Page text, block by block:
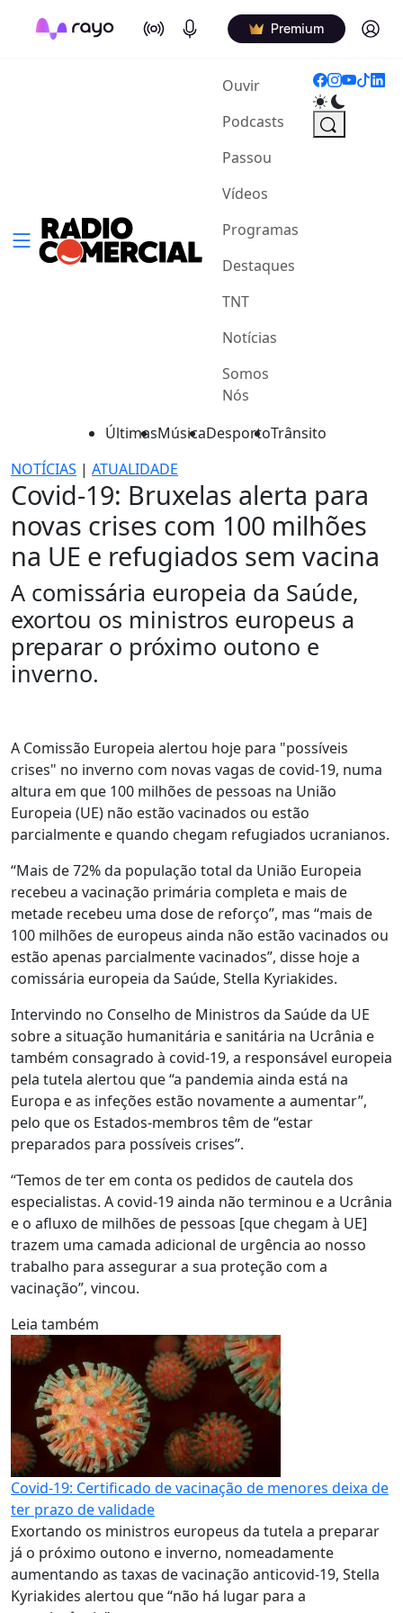
On Air Podcasts Premium Log in
Ouvir(current)
Podcasts
Passou
Vídeos
Programas
Destaques
TNT
Notícias
Somos
Nós
ÚltimasMúsicaDesportoTrânsito
NOTÍCIAS | ATUALIDADE
Covid-19: Bruxelas alerta para
novas crises com 100 milhões
na UE e refugiados sem vacina
A comissária europeia da Saúde,
exortou os ministros europeus a
preparar o próximo outono e
inverno.
A Comissão Europeia alertou hoje para "possíveis
crises" no inverno com novas vagas de covid-19, numa
altura em que 100 milhões de pessoas na União
Europeia (UE) não estão vacinados ou estão
parcialmente e quando chegam refugiados ucranianos.
“Mais de 72% da população total da União Europeia
recebeu a vacinação primária completa e mais de
metade recebeu uma dose de reforço”, mas “mais de
100 milhões de europeus ainda não estão vacinados ou
estão apenas parcialmente vacinados”, disse hoje a
comissária europeia da Saúde, Stella Kyriakides.
Intervindo no Conselho de Ministros da Saúde da UE
sobre a situação humanitária e sanitária na Ucrânia e
também consagrado à covid-19, a responsável europeia
pela tutela alertou que “a pandemia ainda está na
Europa e as infeções estão novamente a aumentar”,
pelo que os Estados-membros têm de “estar
preparados para possíveis crises”.
“Temos de ter em conta os pedidos de cautela dos
especialistas. A covid-19 ainda não terminou e a Ucrânia
e o afluxo de milhões de pessoas [que chegam à UE]
trazem uma camada adicional de urgência ao nosso
trabalho para assegurar a sua proteção com a
vacinação”, vincou.
Leia também
Covid-19: Certificado de vacinação de menores deixa de
ter prazo de validade
Exortando os ministros europeus da tutela a preparar
já o próximo outono e inverno, nomeadamente
aumentando as taxas de vacinação anticovid-19, Stella
Kyriakides alertou que “não há lugar para a